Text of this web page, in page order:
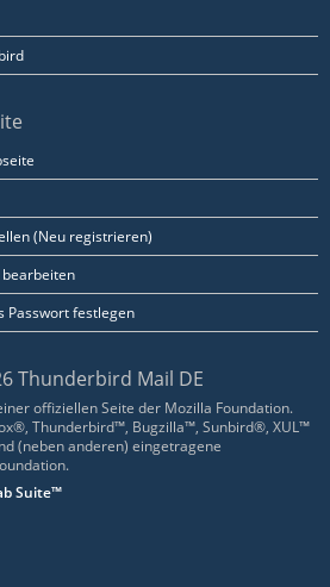
(Neu registrieren)
Passwort festlegen
Thunderbird Mail DE
offiziellen Seite der Mozilla Foundation.
Thunderbird™, Bugzilla™, Sunbird®, XUL™
(neben anderen) eingetragene
Suite™